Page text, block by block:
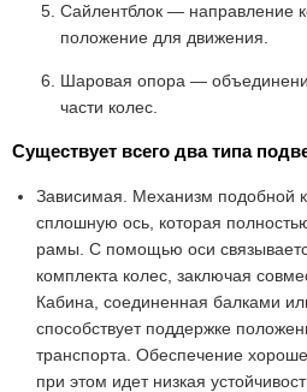
Сайлентблок — направление
положение для движения.
Шаровая опора —
части колес.
Существует всего два типа
Зависимая. Механизм подобной
сплошную ось, которая
рамы. С помощью оси
комплекта колес, заключая
Кабина, соединенная балками
способствует поддержке
транспорта. Обеспечение
при этом идет низкая